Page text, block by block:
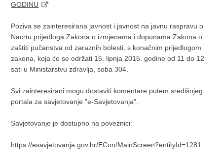
GODINU
Poziva se zainteresirana javnost i javnost na javnu raspravu o
Nacrtu prijedloga Zakona o izmjenama i dopunama Zakona o
zaštiti pučanstva od zaraznih bolesti, s konačnim prijedlogom
zakona, koja će se održati 15. lipnja 2015. godine od 11 do 12
sati u Ministarstvu zdravlja, soba 304.
Svi zainteresirani mogu dostaviti komentare putem središnjeg
portala za savjetovanje "e-Savjetovanja".
Savjetovanje je dostupno na poveznici:
https://esavjetovanja.gov.hr/ECon/MainScreen?entityId=1281